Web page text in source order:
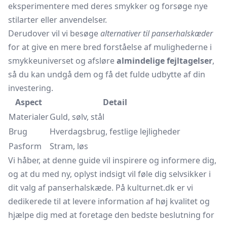
eksperimentere med deres smykker og forsøge nye
stilarter eller anvendelser.
Derudover vil vi besøgealternativer til panserhalskæder
for at give en mere bred forståelse af mulighederne i
smykkeuniverset og afslørealmindelige fejltagelser,
så du kan undgå dem og få det fulde udbytte af din
investering.
Aspect
Detail
MaterialerGuld, sølv, stål
Brug
Hverdagsbrug, festlige lejligheder
Pasform
Stram, løs
Vi håber, at denne guide vil inspirere og informere dig,
og at du med ny, oplyst indsigt vil føle dig selvsikker i
dit valg af panserhalskæde. På kulturnet.dk er vi
dedikerede til at levere information af høj kvalitet og
hjælpe dig med at foretage den bedste beslutning for